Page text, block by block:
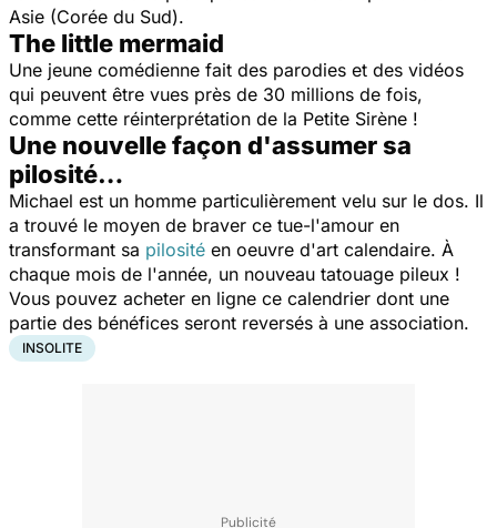
Asie (Corée du Sud).
The little mermaid
Une jeune comédienne fait des parodies et des vidéos
qui peuvent être vues près de 30 millions de fois,
comme cette réinterprétation de la Petite Sirène !
Une nouvelle façon d'assumer sa
pilosité…
Michael est un homme particulièrement velu sur le dos. Il
a trouvé le moyen de braver ce tue-l'amour en
transformant sa pilosité en oeuvre d'art calendaire. À
chaque mois de l'année, un nouveau tatouage pileux !
Vous pouvez acheter en ligne ce calendrier dont une
partie des bénéfices seront reversés à une association.
INSOLITE